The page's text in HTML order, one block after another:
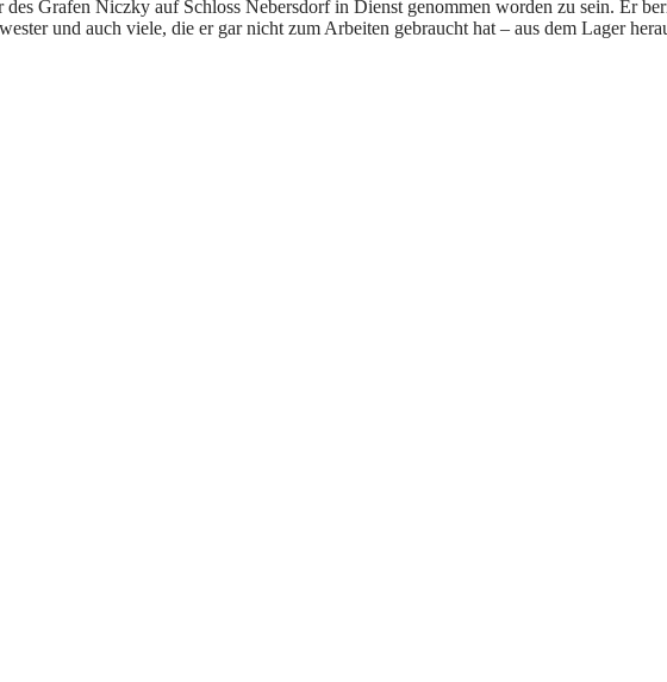
des Grafen Niczky auf Schloss Nebersdorf in Dienst genommen worden zu sein. Er
und auch viele, die er gar nicht zum Arbeiten gebraucht hat – aus dem Lager